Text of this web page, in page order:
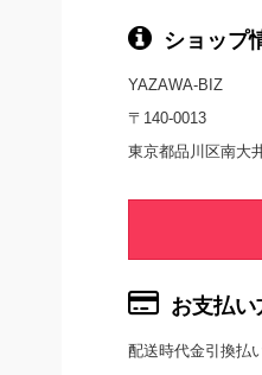
ショップ
YAZAWA-BIZ
〒140-0013
東京都品川区南大
お支払い
配送時代金引換払